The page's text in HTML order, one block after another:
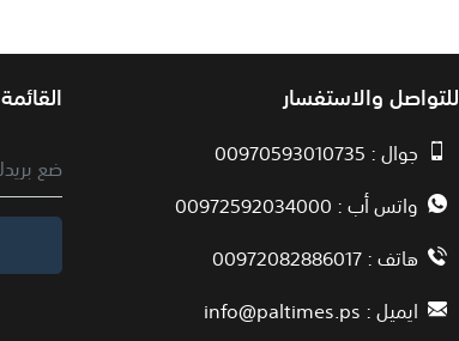
للتواصل والاستفسار
جوال : 00970593010735
واتس أب : 00972592034000
هاتف : 00972082886017
ايميل :info@paltimes.ps